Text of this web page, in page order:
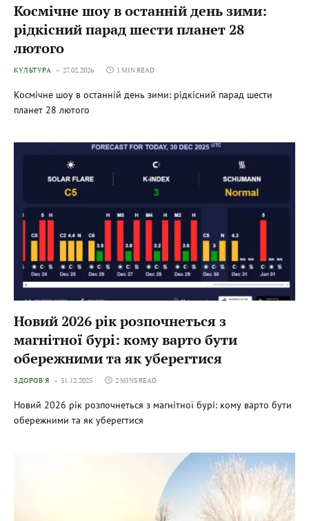
Космічне шоу в останній день зими:
рідкісний парад шести планет 28
лютого
КУЛЬТУРА 27.02.2026 1 MIN READ
Космічне шоу в останній день зими: рідкісний парад шести
планет 28 лютого
Новий 2026 рік розпочнеться з
магнітної бурі: кому варто бути
обережними та як уберегтися
ЗДОРОВ'Я 31.12.2025 2 MINS READ
Новий 2026 рік розпочнеться з магнітної бурі: кому варто бути
обережними та як уберегтися